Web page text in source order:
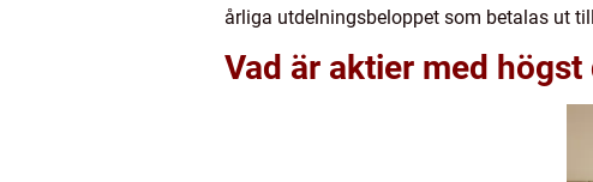
årliga utdelningsbeloppet som betalas ut
Vad är aktier med